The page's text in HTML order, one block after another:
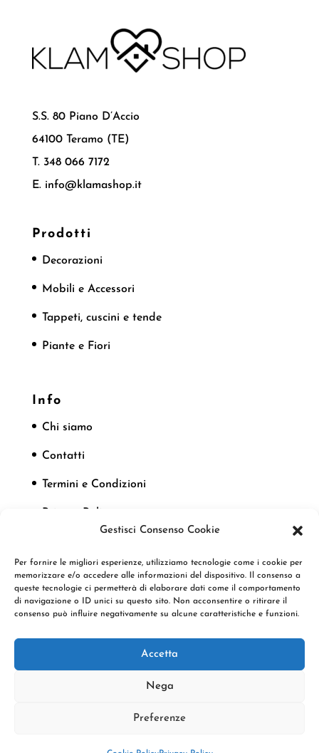
Gestisci Consenso Cookie
Per fornire le migliori esperienze, utilizziamo tecnologie come i cookie per
memorizzare e/o accedere alle informazioni del dispositivo. Il consenso a
queste tecnologie ci permetterà di elaborare dati come il comportamento
di navigazione o ID unici su questo sito. Non acconsentire o ritirare il
consenso può influire negativamente su alcune caratteristiche e funzioni.
Accetta
Nega
Preferenze
S.S. 80 Piano D’Accio
64100 Teramo (TE)
T. 348 066 7172
E. info@klamashop.it
Prodotti
Decorazioni
Mobili e Accessori
Tappeti, cuscini e tende
Piante e Fiori
Info
Chi siamo
Contatti
Termini e Condizioni
Seguici